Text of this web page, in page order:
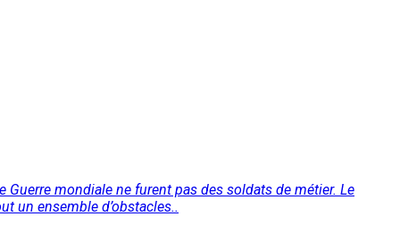
mondiale ne furent pas des soldats de métier. Le
un ensemble d’obstacles..